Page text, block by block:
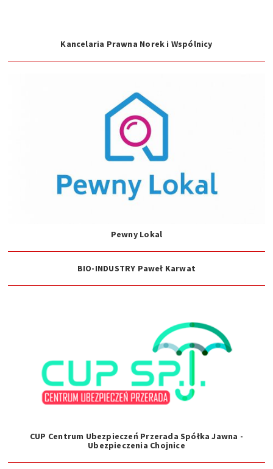
Kancelaria Prawna Norek i Wspólnicy
Pewny Lokal
BIO-INDUSTRY Paweł Karwat
CUP Centrum Ubezpieczeń Przerada Spółka Jawna -
Ubezpieczenia Chojnice